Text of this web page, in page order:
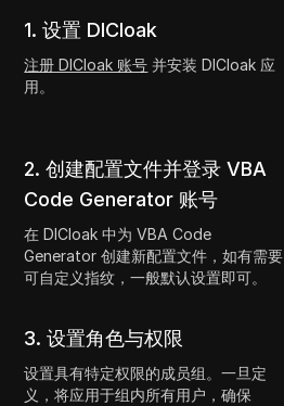
1. 设置 DICloak
注册 DICloak 账号 并安装 DICloak 应
用。
2. 创建配置文件并登录 VBA
Code Generator 账号
在 DICloak 中为 VBA Code
Generator 创建新配置文件，如有需要
可自定义指纹，一般默认设置即可。
3. 设置角色与权限
设置具有特定权限的成员组。一旦定
义，将应用于组内所有用户，确保